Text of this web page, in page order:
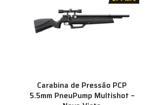
Carabina de Pressão PCP
5.5mm PneuPump Multishot –